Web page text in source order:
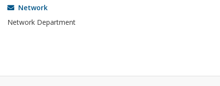
Network
Network Department